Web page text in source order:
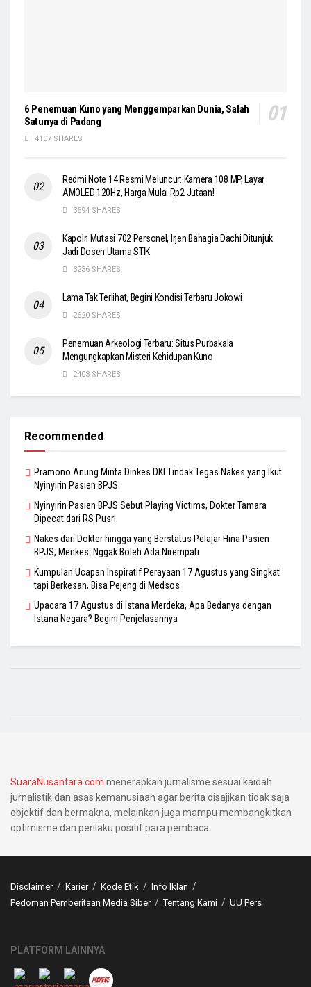
6 Penemuan Kuno yang Menggemparkan Dunia, Salah
Satunya di Padang
4107 SHARES
Redmi Note 14 Resmi Meluncur: Kamera 108 MP, Layar
AMOLED 120Hz, Harga Mulai Rp2 Jutaan!
3694 SHARES
Kapolri Mutasi 702 Personel, Irjen Bahagia Dachi Ditunjuk
Jadi Dosen Utama STIK
3236 SHARES
Lama Tak Terlihat, Begini Kondisi Terbaru Jokowi
2620 SHARES
Penemuan Arkeologi Terbaru: Situs Purbakala
Mengungkapkan Misteri Kehidupan Kuno
2403 SHARES
Recommended
Pramono Anung Minta Dinkes DKI Tindak Tegas Nakes yang Ikut
Nyinyirin Pasien BPJS
Nyinyirin Pasien BPJS Sebut Playing Victims, Dokter Tamara
Dipecat dari RS Pusri
Nakes dari Dokter hingga yang Berstatus Pelajar Hina Pasien
BPJS, Menkes: Nggak Boleh Ada Nirempati
Kumpulan Ucapan Inspiratif Perayaan 17 Agustus yang Singkat
tapi Berkesan, Bisa Pejeng di Medsos
Upacara 17 Agustus di Istana Merdeka, Apa Bedanya dengan
Istana Negara? Begini Penjelasannya
SuaraNusantara.com menerapkan jurnalisme sesuai kaidah
jurnalistik dan asas kemanusiaan agar berita disajikan tidak saja
objektif dan bermakna, melainkan juga mampu membangkitkan
optimisme dan perilaku positif para pembaca.
Disclaimer Karier Kode Etik
Info Iklan
Pedoman Pemberitaan Media Siber
Tentang Kami UU Pers
PLATFORM LAINNYA